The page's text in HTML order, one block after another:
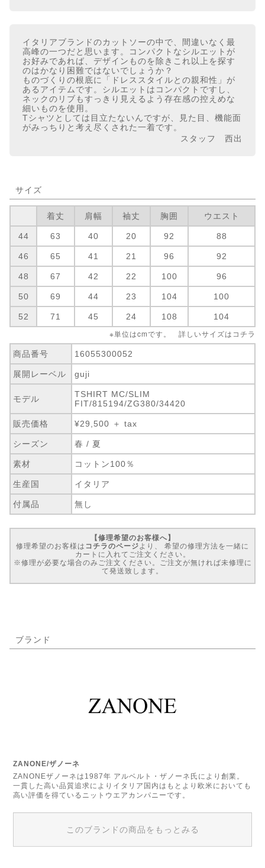
イタリアブランドのカットソーの中で、間違いなく最
高峰の一つだと思います。コンパクトなシルエットが
お好みであれば、デザインものを除きこれ以上を探す
のはかなり困難ではないでしょうか？
ものづくりの根底に「ドレススタイルとの親和性」が
あるアイテムです。シルエットはコンパクトですし、
ネックのリブもすっきり見えるよう存在感の控えめな
細いものを使用。
Tシャツとしては目立たないんですが、見た目、機能面
がみっちりと考え尽くされた一着です。
スタッフ 西出
サイズ
着丈 肩幅 袖丈 胸囲 ウエスト
44 63 40 20 92 88
46 65 41 21 96 92
48 67 42 22 100 96
50 69 44 23 104 100
52 71 45 24 108 104
※単位はcmです。 詳しいサイズは コチラ
商品番号 16055300052
展開レーベル guji
モデル
TSHIRT MC/SLIM
FIT/815194/ZG380/34420
販売価格 ¥29,500 ＋ tax
シーズン 春 / 夏
素材 コットン100％
生産国 イタリア
付属品 無し
【修理希望のお客様へ】
修理希望のお客様は コチラのページ より、 希望の修理方法を一緒に
カートに入れてご注文ください。
※修理が必要な場合のみご注文ください。ご注文が無ければ未修理に
て発送致します。
ブランド
ZANONE/ザノーネ
ZANONEザノーネは1987年 アルベルト・ザノーネ氏により創業。
一貫した高い品質追求によりイタリア国内はもとより欧米においても
高い評価を得ているニットウエアカンパニーです。
このブランドの商品をもっとみる